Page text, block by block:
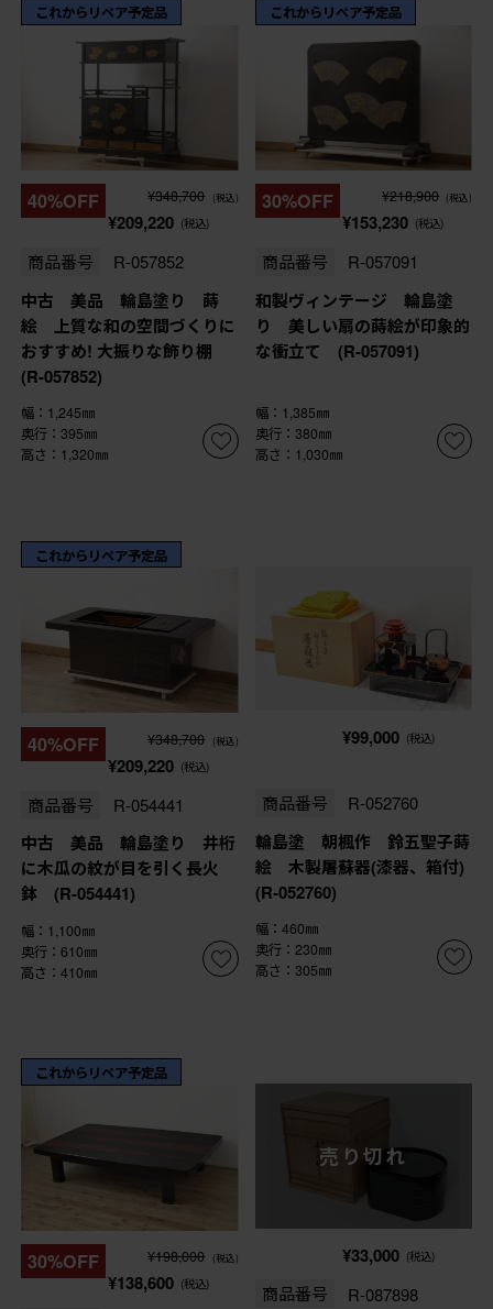
これからリペア予定品
40%OFF ¥348,700 (税込)
¥209,220 (税込)
商品番号 R-057852
中古 美品 輪島塗り 蒔
絵 上質な和の空間づくりに
おすすめ! 大振りな飾り棚
(R-057852)
幅：1,245㎜
奥行：395㎜
高さ：1,320㎜
これからリペア予定品
30%OFF ¥218,900 (税込)
¥153,230 (税込)
商品番号 R-057091
和製ヴィンテージ 輪島塗
り 美しい扇の蒔絵が印象的
な衝立て (R-057091)
幅：1,385㎜
奥行：380㎜
高さ：1,030㎜
これからリペア予定品
40%OFF ¥348,700 (税込)
¥209,220 (税込)
商品番号 R-054441
中古 美品 輪島塗り 井桁
に木瓜の紋が目を引く長火
鉢 (R-054441)
幅：1,100㎜
奥行：610㎜
高さ：410㎜
¥99,000 (税込)
商品番号 R-052760
輪島塗 朝楓作 鈴五聖子蒔
絵 木製屠蘇器(漆器、箱付)
(R-052760)
幅：460㎜
奥行：230㎜
高さ：305㎜
これからリペア予定品
30%OFF ¥198,000 (税込)
¥138,600 (税込)
売り切れ
¥33,000 (税込)
商品番号 R-087898